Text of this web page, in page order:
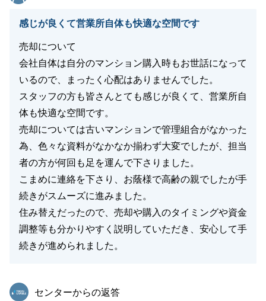
感じが良くて営業所自体も快適な空間です
売却について
会社自体は自分のマンション購入時もお世話になって
いるので、まったく心配はありませんでした。
スタッフの方も皆さんとても感じが良くて、営業所自
体も快適な空間です。
売却については古いマンションで管理組合がなかった
為、色々な資料がなかなか揃わず大変でしたが、担当
者の方が何回も足を運んで下さりました。
こまめに連絡を下さり、お蔭様で高齢の親でしたが手
続きがスムーズに進みました。
住み替えだったので、売却や購入のタイミングや資金
調整等も分かりやすく説明していただき、安心して手
続きが進められました。
東急リバブル
センターからの返答